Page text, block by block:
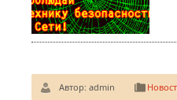
Автор: admin